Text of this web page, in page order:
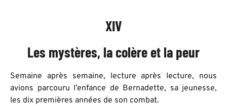
XIV
Les mystères, la colère et la peur
Semaine après semaine, lecture après lecture, nous
avions parcouru l’enfance de Bernadette, sa jeunesse,
les dix premières années de son combat.